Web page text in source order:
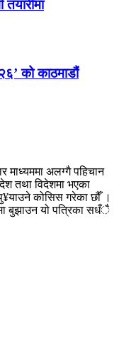
को काठमाडौं
माध्यममा अलग्गै पहिचान
तथा विदेशमा भएका
कोसिस गरेका छौँ ।
बुझाउन यो पत्रिका सधँै